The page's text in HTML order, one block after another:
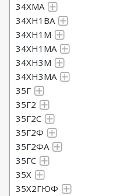
34ХМА
34ХН1ВА
34ХН1М
34ХН1МА
34ХН3М
34ХН3МА
35Г
35Г2
35Г2С
35Г2Ф
35Г2ФА
35ГС
35Х
35Х2ГЮФ